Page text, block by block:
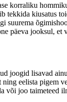
korraliku
tekkida kiusatus
suurema
päeva jooksul, et
joogid lisavad
ning eelista pigem
või joo taimeteed